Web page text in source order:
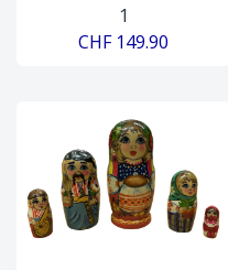
1
CHF 149.90